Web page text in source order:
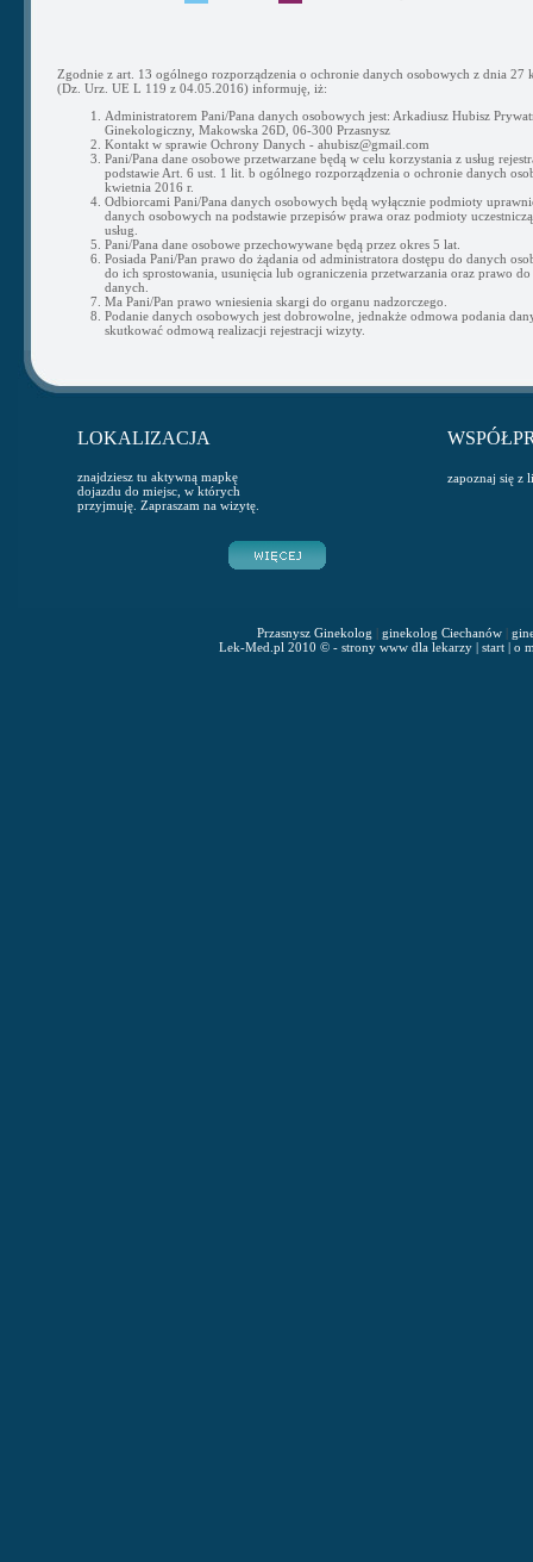
Zgodnie z art. 13 ogólnego rozporządzenia o ochronie danych osobowych z dnia 27
(Dz. Urz. UE L 119 z 04.05.2016) informuję, iż:
Administratorem Pani/Pana danych osobowych jest: Arkadiusz Hubisz
Ginekologiczny, Makowska 26D, 06-300 Przasnysz
Kontakt w sprawie Ochrony Danych - ahubisz@gmail.com
Pani/Pana dane osobowe przetwarzane będą w celu korzystania z usług
podstawie Art. 6 ust. 1 lit. b ogólnego rozporządzenia o ochronie danych
kwietnia 2016 r.
Odbiorcami Pani/Pana danych osobowych będą wyłącznie podmioty
danych osobowych na podstawie przepisów prawa oraz podmioty
usług.
Pani/Pana dane osobowe przechowywane będą przez okres 5 lat.
Posiada Pani/Pan prawo do żądania od administratora dostępu do danych
do ich sprostowania, usunięcia lub ograniczenia przetwarzania oraz prawo do
danych.
Ma Pani/Pan prawo wniesienia skargi do organu nadzorczego.
Podanie danych osobowych jest dobrowolne, jednakże odmowa podania
skutkować odmową realizacji rejestracji wizyty.
LOKALIZACJA
znajdziesz tu aktywną mapkę
dojazdu do miejsc, w których
przyjmuję. Zapraszam na wizytę.
zapoznaj się z
Przasnysz Ginekolog | ginekolog Ciechanów|
Lek-Med.pl 2010 © - strony www dla lekarzy| start| o